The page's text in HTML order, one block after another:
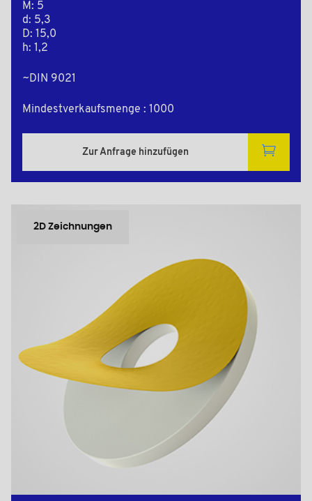
M: 5
d: 5,3
D: 15,0
h: 1,2
~DIN 9021
Mindestverkaufsmenge : 1000
Zur Anfrage hinzufügen
2D Zeichnungen